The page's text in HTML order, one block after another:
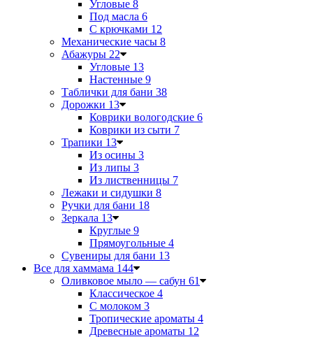
Угловые 8
Под масла 6
С крючками 12
Механические часы 8
Абажуры 22
Угловые 13
Настенные 9
Таблички для бани 38
Дорожки 13
Коврики вологодские 6
Коврики из сыти 7
Трапики 13
Из осины 3
Из липы 3
Из лиственницы 7
Лежаки и сидушки 8
Ручки для бани 18
Зеркала 13
Круглые 9
Прямоугольные 4
Сувениры для бани 13
Все для хаммама 144
Оливковое мыло — сабун 61
Классическое 4
С молоком 3
Тропические ароматы 4
Древесные ароматы 12